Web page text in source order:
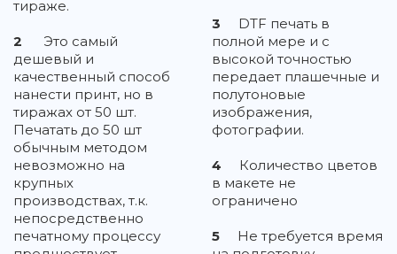
тираже.
2
Это самый
дешевый и
качественный способ
нанести принт, но в
тиражах от 50 шт.
Печатать до 50 шт
обычным методом
невозможно на
крупных
производствах, т.к.
непосредственно
печатному процессу
3
DTF печать в
полной мере и с
высокой точностью
передает плашечные и
полутоновые
изображения,
фотографии.
4
Количество цветов
в макете не
ограничено
5
Не требуется время